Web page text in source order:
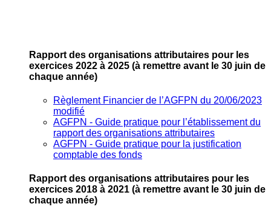
Rapport des organisations attributaires pour les
exercices 2022 à 2025 (à remettre avant le 30 juin de
chaque année)
Règlement Financier de l’AGFPN du 20/06/2023
modifié
AGFPN ‐ Guide pratique pour l’établissement du
rapport des organisations attributaires
AGFPN ‐ Guide pratique pour la justification
comptable des fonds
Rapport des organisations attributaires pour les
exercices 2018 à 2021 (à remettre avant le 30 juin de
chaque année)